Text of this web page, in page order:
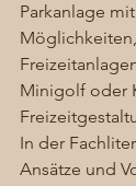
Parkanlage
Minigolf oder
In der
Ansätze und